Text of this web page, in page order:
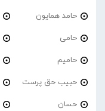
حامد همایون
حامی
حامیم
حبیب حق پرست
حسان